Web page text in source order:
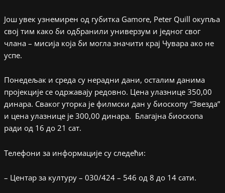
Још увек узнемирен од губитка Gamore, Peter Quill окупља
свој тим како би одбранили универзум и једног свог
члана – мисија која би могла значити крај Чувара ако не
успе.
Понедељак и среда су нерадни дани, осталим данима
пројекције се одржавају редовно. Цена улазнице 350,00
динара. Сваког уторка је филмски дан у биоскопу “Звезда”
и цена улазнице је 300,00 динара. Благајна биоскопа
ради од 16 до 21 сат.
Телефони за информације су следећи:
– Центар за културу – 030/424 – 546 од 8 до 14 сати.